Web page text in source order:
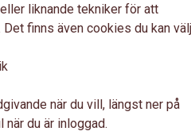
liknande tekniker för att
finns även cookies du kan
när du vill, längst ner på
du är inloggad.